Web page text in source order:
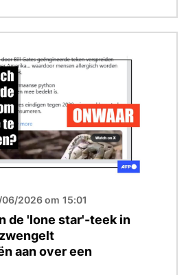
2026 om 15:01
de 'lone star'-teek in
aan over een